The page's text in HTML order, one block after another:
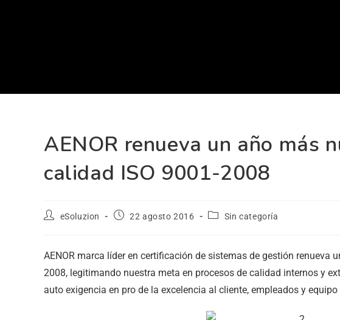
AENOR renueva un año más
calidad ISO 9001-2008
eSoluzion 22 agosto 2016 Sin categoría
AENOR marca líder en certificación de sistemas de gestión renueva
2008, legitimando nuestra meta en procesos de calidad internos y
auto exigencia en pro de la excelencia al cliente, empleados y